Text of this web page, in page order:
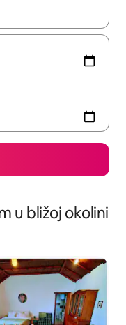
se krećete kroz njih
u bližoj okolini